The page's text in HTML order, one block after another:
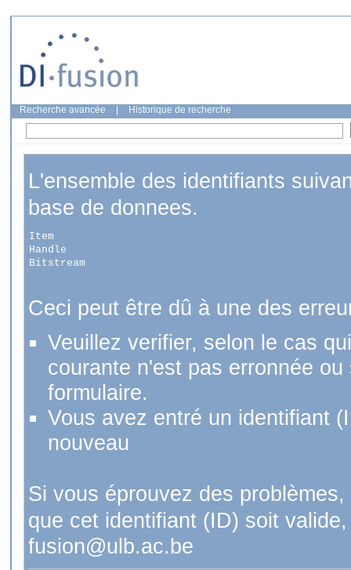
Recherche avancée Historique de recherche
L'ensemble des identifiants
base de donnees.
Item
Handle
Bitstream
Ceci peut être dû à une des
Veuillez verifier, selon le cas
courante n'est pas erronnée
formulaire.
Vous avez entré un identifiant
nouveau
Si vous éprouvez des
que cet identifiant (ID) soit
fusion@ulb.ac.be